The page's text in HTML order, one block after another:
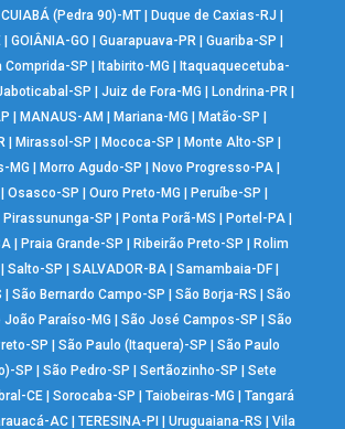
CUIABÁ (Pedra 90)-MT| Duque de Caxias-RJ
|GOIÂNIA-GO |Guarapuava-PR |Guariba-SP
Comprida-SP Itabirito-MG
Itaquaquecetuba-
SP |Juiz de Fora-MG Londrina-PR
MANAUS-AM Mariana-MG Matão-SP
Mirassol-SP Mococa-SP Monte Alto-SP
MG
Morro Agudo-SP Novo Progresso-PA
|Osasco-SP |Ouro Preto-MG Peruíbe-SP
Pirassununga-SP Ponta Porã-MS Portel-PA|
| Praia Grande-SP Ribeirão Preto-SP
Rolim
|Salto-SP |SALVADOR-BA |Samambaia-DF
São Bernardo Campo-SP São Borja-RS
São
João Paraíso-MG São José Campos-SP
São
SP
São Paulo (Itaquera)-SP
São Paulo
SP
São Pedro-SP Sertãozinho-SP
Sete
CE |Sorocaba-SP |Taiobeiras-MG |Tangará
AC| TERESINA-PI Uruguaiana-RS Vila